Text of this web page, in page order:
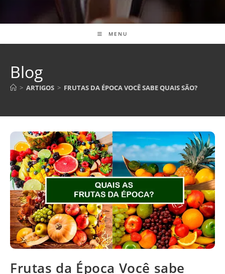
MENU
Blog
> ARTIGOS > FRUTAS DA ÉPOCA VOCÊ SABE QUAIS SÃO?
Frutas da Época Você sabe